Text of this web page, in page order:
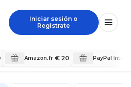
Iniciar sesión o
Regístrate
Amazon.fr € 20 PayPal